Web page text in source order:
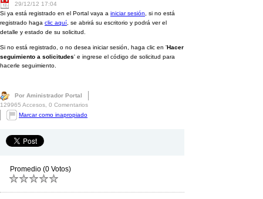
29/12/12 17:04
Si ya está registrado en el Portal vaya a iniciar sesión , si no está
registrado haga clic aquí , se abrirá su escritorio y podrá ver el
detalle y estado de su solicitud.
Si no está registrado, o no desea iniciar sesión, haga clic en 'Hacer
seguimiento a solicitudes' e ingrese el código de solicitud para
hacerle seguimiento.
Por Aministrador Portal
129965 Accesos, 0 Comentarios
Marcar como inapropiado
Promedio (0 Votos)